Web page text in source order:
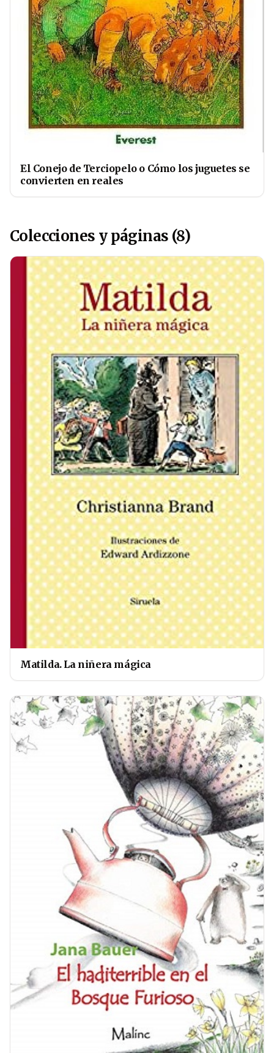
El Conejo de Terciopelo o Cómo los juguetes se
convierten en reales
Colecciones y páginas (8)
Matilda. La niñera mágica